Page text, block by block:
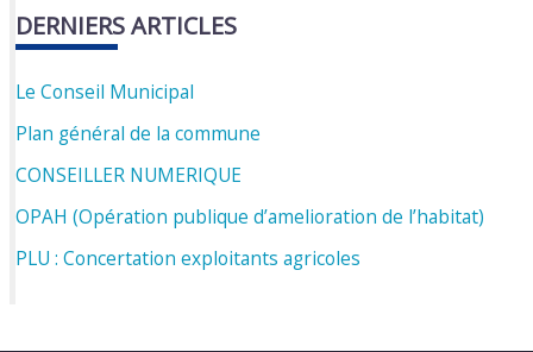
DERNIERS ARTICLES
Le Conseil Municipal
Plan général de la commune
CONSEILLER NUMERIQUE
OPAH (Opération publique d’amelioration de l’habitat)
PLU : Concertation exploitants agricoles